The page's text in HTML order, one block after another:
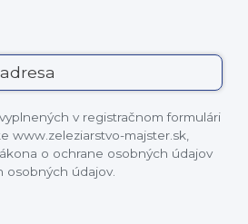
v registračnom formulári
www.zeleziarstvo-majster.sk,
o ochrane osobných údajov
osobných údajov.